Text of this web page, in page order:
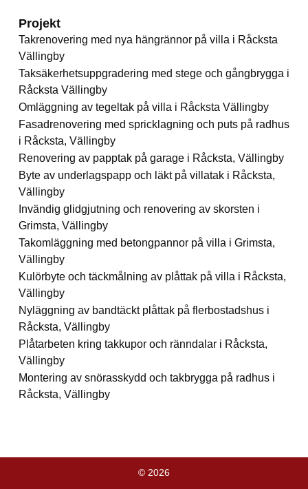
Projekt
Takrenovering med nya hängrännor på villa i Råcksta
Vällingby
Taksäkerhetsuppgradering med stege och gångbrygga i
Råcksta Vällingby
Omläggning av tegeltak på villa i Råcksta Vällingby
Fasadrenovering med spricklagning och puts på radhus
i Råcksta, Vällingby
Renovering av papptak på garage i Råcksta, Vällingby
Byte av underlagspapp och läkt på villatak i Råcksta,
Vällingby
Invändig glidgjutning och renovering av skorsten i
Grimsta, Vällingby
Takomläggning med betongpannor på villa i Grimsta,
Vällingby
Kulörbyte och täckmålning av plåttak på villa i Råcksta,
Vällingby
Nyläggning av bandtäckt plåttak på flerbostadshus i
Råcksta, Vällingby
Plåtarbeten kring takkupor och ränndalar i Råcksta,
Vällingby
Montering av snörasskydd och takbrygga på radhus i
Råcksta, Vällingby
© 2026